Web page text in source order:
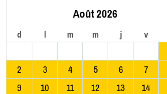
Août 2026
d l m m j v
2
3 4 5 6 7
9
10 11 12 13 14